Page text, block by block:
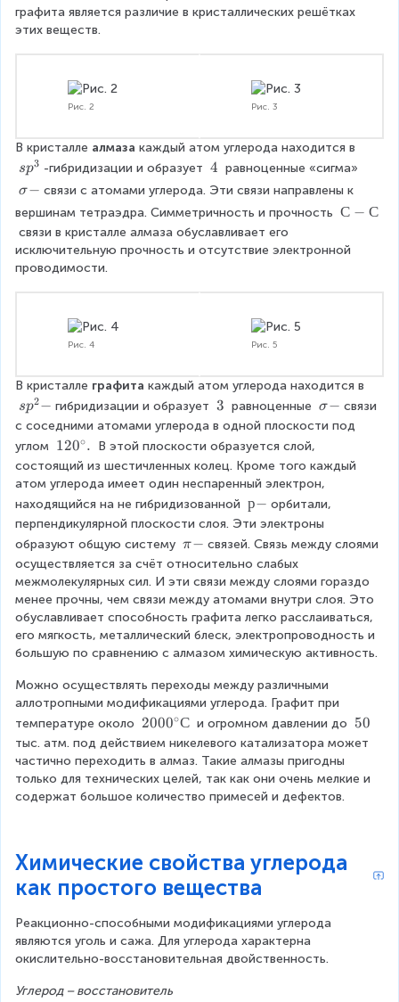
графита является различие в кристаллических решётках
этих веществ.
Рис. 2 Рис. 3
В кристалле алмаза каждый атом углерода находится в
s
p
3
sp3 -гибридизации и образует 4
\
e
x
t
4 равноценные «сигма»
σ
-
σ− связи с атомами углерода. Эти связи направлены к
вершинам тетраэдра. Симметричность и прочность С
С
С − С
связи в кристалле алмаза обуславливает его
исключительную прочность и отсутствие электронной
проводимости.
Рис. 4 Рис. 5
В кристалле графита каждый атом углерода находится в
s
p
^
sp2− гибридизации и образует 3
\
t
t
{
}
3 равноценные σ
-
σ− связи
с соседними атомами углерода в одной плоскости под
углом 1
2
0
^
\
c
i
r
c
}
.
120∘. В этой плоскости образуется слой,
состоящий из шестичленных колец. Кроме того каждый
атом углерода имеет один неспаренный электрон,
находящийся на не гибридизованной р
-
р− орбитали,
перпендикулярной плоскости слоя. Эти электроны
образуют общую систему π
-
π− связей. Связь между слоями
осуществляется за счёт относительно слабых
межмолекулярных сил. И эти связи между слоями гораздо
менее прочны, чем связи между атомами внутри слоя. Это
обуславливает способность графита легко расслаиваться,
его мягкость, металлический блеск, электропроводность и
большую по сравнению с алмазом химическую активность.
Можно осуществлять переходы между различными
аллотропными модификациями углерода. Графит при
температуре около 2
0
0
0
^
i
r
c
}
С
2000∘С и огромном давлении до 5
0
t
50
тыс. атм. под действием никелевого катализатора может
частично переходить в алмаз. Такие алмазы пригодны
только для технических целей, так как они очень мелкие и
содержат большое количество примесей и дефектов.
Химические свойства углерода
как простого вещества
Реакционно-способными модификациями углерода
являются уголь и сажа. Для углерода характерна
окислительно-восстановительная двойственность.
Углерод – восстановитель